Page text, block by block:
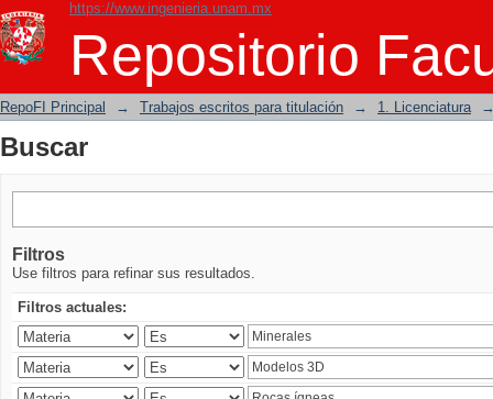
https://www.ingenieria.unam.mx
Repositorio
Buscar
RepoFI Principal → Trabajos escritos para titulación → 1. Licenciatura
Buscar
Filtros
Use filtros para refinar sus resultados.
Filtros actuales: